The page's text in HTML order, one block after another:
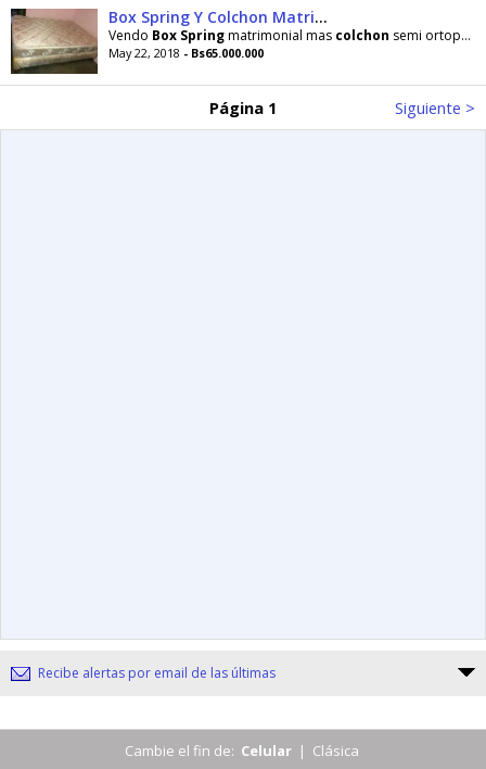
Box Spring Y Colchon Matrimonial
Vendo Box Springmatrimonial mas colchon semi ortopedico marca paradise en excelentes condiciones
May 22, 2018 - Bs65.000.000
Página 1 Siguiente >
Recibe alertas por email de las últimas
Cambie el fin de: Celular | Clásica